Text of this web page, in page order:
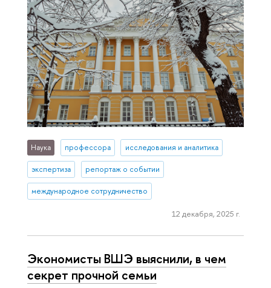
Наука профессора исследования и аналитика
экспертиза репортаж о событии
международное сотрудничество
12 декабря, 2025 г.
Экономисты ВШЭ выяснили, в чем
секрет прочной семьи